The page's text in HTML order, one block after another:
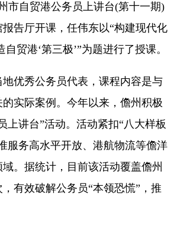
市自贸港公务员上讲台(第十一期)
告厅开课，任伟东以“构建现代化
贸港‘第三极’”为题进行了授课。
秀公务员代表，课程内容是与
的实际案例。今年以来，儋州积极
上讲台”活动。活动紧扣“八大样板
服务高水平开放、港航物流等儋洋
。据统计，目前该活动覆盖儋州
有效破解公务员“本领恐慌”，推